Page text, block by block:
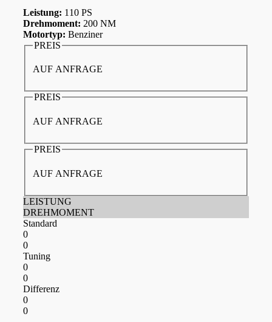
Leistung: 110 PS
Drehmoment: 200 NM
Motortyp: Benziner
PREIS
AUF ANFRAGE
PREIS
AUF ANFRAGE
PREIS
AUF ANFRAGE
LEISTUNG
DREHMOMENT
Standard
0
0
Tuning
0
0
Differenz
0
0